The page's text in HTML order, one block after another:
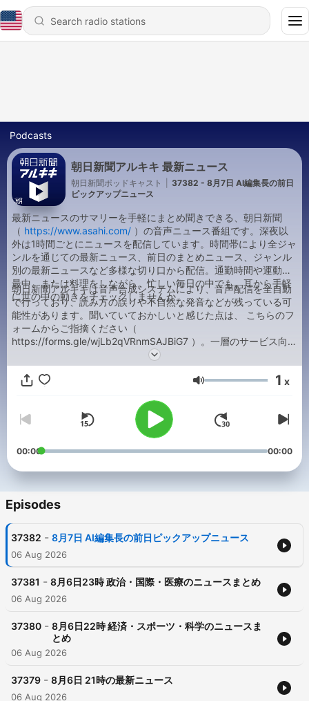
Podcasts
朝日新聞アルキキ 最新ニュース
朝日新聞ポッドキャスト
37382 - 8月7日 AI編集長の前日
ピックアップニュース
最新ニュースのサマリーを手軽にまとめ聞きできる、朝日新聞
（ https://www.asahi.com/ ）の音声ニュース番組です。深夜以
外は1時間ごとにニュースを配信しています。時間帯により全ジャ
ンルを通じての最新ニュース、前日のまとめニュース、ジャンル
別の最新ニュースなど多様な切り口から配信。通勤時間や運動の
最中、または料理をしながら。忙しい毎日の中でも、耳から手軽
に世の中の動きをチェックしませんか。
朝日新聞アルキキは音声合成システムにより、音声配信を全自動
で行っており、読み方の誤りや不自然な発音などが残っている可
能性があります。聞いていておかしいと感じた点は、 こちらのフ
ォームからご指摘ください（
https://forms.gle/wjLb2qVRnmSAJBiG7 ）。一層のサービス向上
Volume 1 x
00:00 00:00
Episodes
37382 - 8月7日 AI編集長の前日ピックアップニュース
06 Aug 2026
37381 - 8月6日23時 政治・国際・医療のニュースまとめ
06 Aug 2026
37380 - 8月6日22時 経済・スポーツ・科学のニュースま
とめ
06 Aug 2026
37379 - 8月6日 21時の最新ニュース
06 Aug 2026